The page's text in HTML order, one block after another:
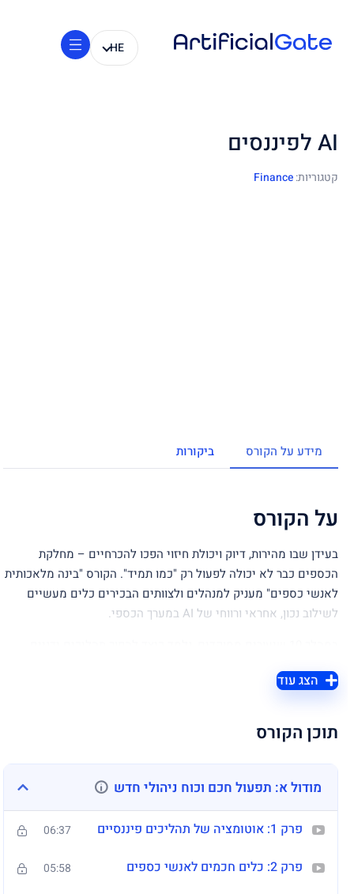
HE
AI לפיננסים
קטגוריות:Finance
מידע על הקורס ביקורות
על הקורס
בעידן שבו מהירות, דיוק ויכולת חיזוי הפכו להכרחיים – מחלקת
הכספים כבר לא יכולה לפעול רק "כמו תמיד". הקורס "בינה מלאכותית
לאנשי כספים" מעניק למנהלים ולצוותים הבכירים כלים מעשיים
לשילוב נכון, אחראי ורווחי של AI במערך הכספי.
ומידע פיננסי בזמן אמת, לחזות שינויים, לצמצם סיכונים, לשפר חוויית
מה מקבלים בקורס:
Tesorio, Pigment ועוד
דוגמאות ממקרים אמיתיים בארגונים מובילים בעולם
הצג עוד
תוכן הקורס
מודול א: תפעול חכם וכוח ניהולי חדש
פרק 1: אוטומציה של תהליכים פיננסיים 06:37
פרק 2: כלים חכמים לאנשי כספים 05:58